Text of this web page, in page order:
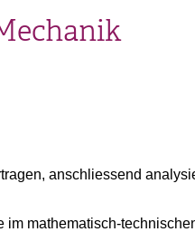
anschliessend
mathematisch-